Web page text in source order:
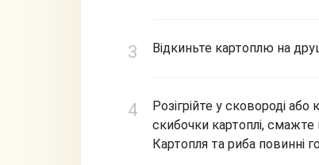
Відкиньте картоплю на
Розігрійте у сковороді або
скибочки картоплі, смажте
Картопля та риба повинні